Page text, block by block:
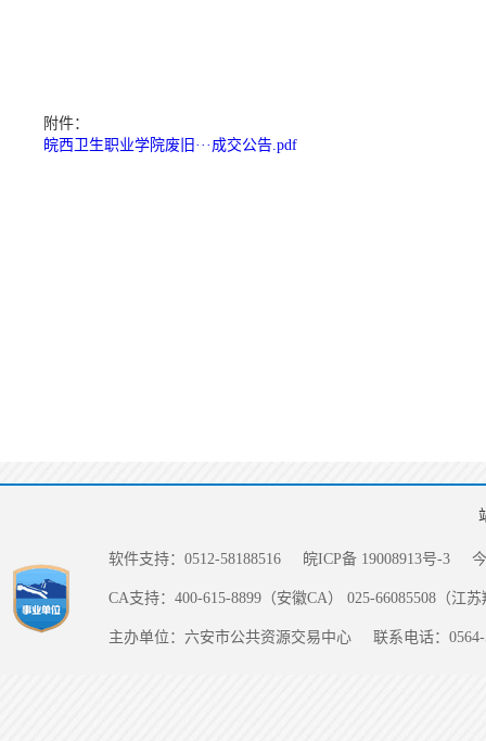
附件：
皖西卫生职业学院废旧···成交公告.pdf
软件支持：0512-58188516 皖ICP备 19008913号-3
CA支持：400-615-8899（安徽CA） 025-66085508（江
主办单位：六安市公共资源交易中心 联系电话：0564-